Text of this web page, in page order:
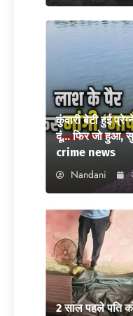
कुंवारी बेटी हुई
दूं… फिर जो हुआ,
crime news
Nandani
2 साल पहले पति